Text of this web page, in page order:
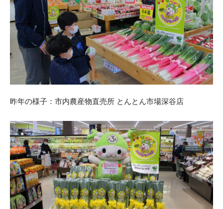
昨年の様子：市内農産物直売所 とんとん市場深谷店